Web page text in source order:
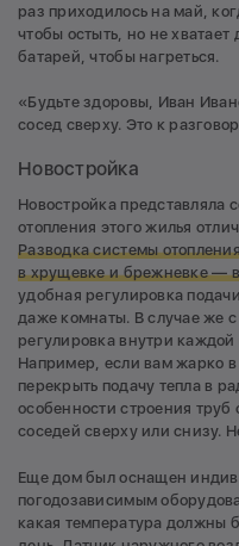
раз приходилось на май,
чтобы остыть, но не хватает
батарей, чтобы нагреться.
«Будьте здоровы, Иван
сосед сверху. Это к
Новостройка
Новостройка представляла
отопления этого жилья
Разводка системы
в хрущевке и брежневке —
удобная регулировка
даже комнаты. В случае же
регулировка внутри
Например, если вам жарко
перекрыть подачу тепла в
особенности строения труб
соседей сверху или снизу.
Еще дом был оснащен
погодозависимым
какая температура должны